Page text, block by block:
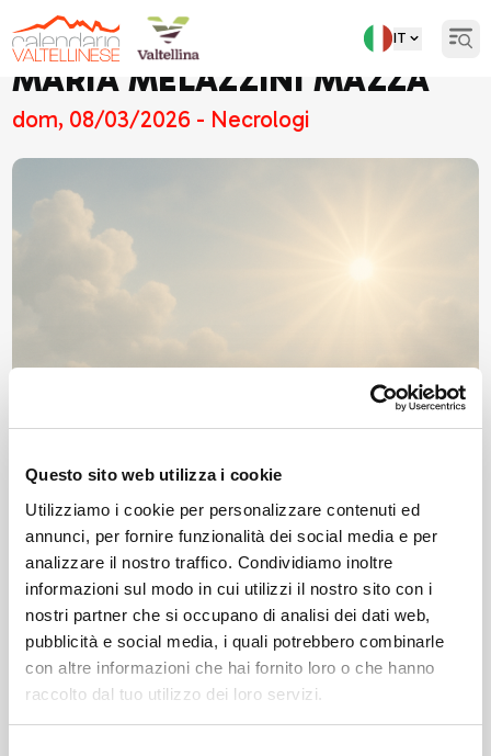
Questo sito web utilizza i cookie
Utilizziamo i cookie per personalizzare contenuti ed
annunci, per fornire funzionalità dei social media e per
analizzare il nostro traffico. Condividiamo inoltre
informazioni sul modo in cui utilizzi il nostro sito con i
nostri partner che si occupano di analisi dei dati web,
pubblicità e social media, i quali potrebbero combinarle
con altre informazioni che hai fornito loro o che hanno
raccolto dal tuo utilizzo dei loro servizi.
IT
MARIA MELAZZINI MAZZA
dom, 08/03/2026 - Necrologi
Leggi il necrologio qui: